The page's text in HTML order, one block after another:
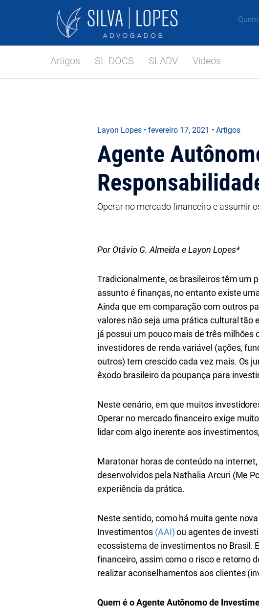
Artigos SL DOCS SLADV Vídeos
Layon Lopes •fevereiro 17, 2021 • Artigos
Agente
Operar no mercado financeiro e assumir
Por Otávio G. Almeida e Layon Lopes*
Tradicionalmente, os brasileiros têm um
assunto é finanças, no entanto existe
Ainda que em comparação com outros
valores não seja uma prática cultural tão
já possui um pouco mais de três milhões
investidores de renda variável (ações,
outros) tem crescido cada vez mais. Os
êxodo brasileiro da poupança para
Neste cenário, em que muitos
Operar no mercado financeiro exige
lidar com algo inerente aos
Maratonar horas de conteúdo na
desenvolvidos pela Nathalia Arcuri (Me
experiência da prática.
Neste sentido, como há muita gente
Investimentos (AAI)ou agentes de
ecossistema de investimentos no Brasil.
financeiro, assim como o risco e retorno
realizar aconselhamentos aos clientes
Quem é o Agente Autônomo de